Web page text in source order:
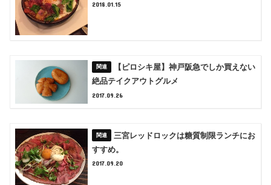
2018.01.15
【ピロシキ屋】神戸阪急でしか買えない
絶品テイクアウトグルメ
2017.09.26
三宮レッドロックは糖質制限ランチにお
すすめ。
2017.09.20